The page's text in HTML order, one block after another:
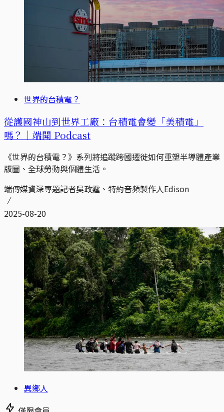
世界的台積電？
從護國神山到世界工廠：台積電會變「美積電」
嗎？｜端聞 Podcast
《世界的台積電？》系列將追蹤跨國遷徙如何重塑半導體產業
版圖、全球勞動與個體生活。
端傳媒資深專題記者吳政霆、特約音頻製作人Edison
2025-08-20
異鄉人